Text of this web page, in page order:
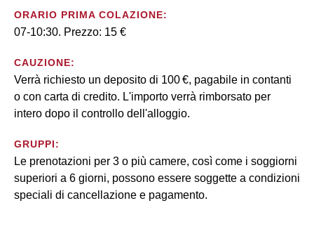
ORARIO PRIMA COLAZIONE:
07-10:30. Prezzo: 15 €
CAUZIONE:
Verrà richiesto un deposito di 100 €, pagabile in contanti
o con carta di credito. L'importo verrà rimborsato per
intero dopo il controllo dell'alloggio.
GRUPPI:
Le prenotazioni per 3 o più camere, così come i soggiorni
superiori a 6 giorni, possono essere soggette a condizioni
speciali di cancellazione e pagamento.